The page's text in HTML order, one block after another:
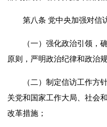
第八条 党中央加强对信访
（一）强化政治引领，确
原则，严明政治纪律和政治规
（二）制定信访工作方针
关党和国家工作大局、社会
改革措施；